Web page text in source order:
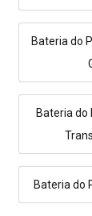
Bateria do
Bateria do
Bateria do